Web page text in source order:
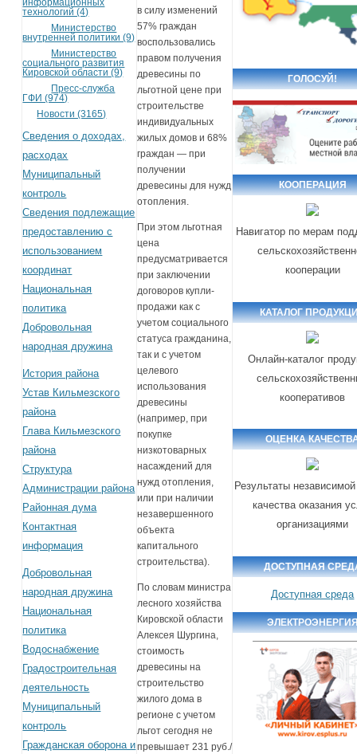
технологий (4)
Министерство
внутренней политики (9)
Министерство
социального развития
Кировской области (9)
Пресс-служба
ГФИ (974)
Новости (3165)
Сведения о доходах,
расходах
Муниципальный
контроль
Сведения подлежащие
предоставлению с
использованием
координат
Национальная
политика
Добровольная
народная дружина
История района
Устав Кильмезского
района
Глава Кильмезского
района
Структура
Администрации района
Районная дума
Контактная
информация
Добровольная
народная дружина
Национальная
политика
Водоснабжение
Градостроительная
деятельность
Муниципальный
контроль
Гражданская оборона и
в силу изменений
57% граждан
воспользовались
правом получения
древесины по
льготной цене при
строительстве
индивидуальных
жилых домов и 68%
граждан — при
получении
древесины для нужд
отопления.
При этом льготная
цена
предусматривается
при заключении
договоров купли-
продажи как с
учетом социального
статуса гражданина,
так и с учетом
целевого
использования
древесины
(например, при
покупке
низкотоварных
насаждений для
нужд отопления,
или при наличии
незавершенного
объекта
капитального
строительства).
По словам министра
лесного хозяйства
Кировской области
Алексея Шургина,
стоимость
древесины на
строительство
жилого дома в
регионе с учетом
льгот сегодня не
превышает 231 руб./
ГОЛОСУЙ!
КООПЕРАЦИЯ
Навигатор по мерам
кооперации
КАТАЛОГ
Онлайн-каталог
кооперативов
ОЦЕНКА
Результаты
качества оказания
организациями
ДОСТУПНАЯ
Доступная среда